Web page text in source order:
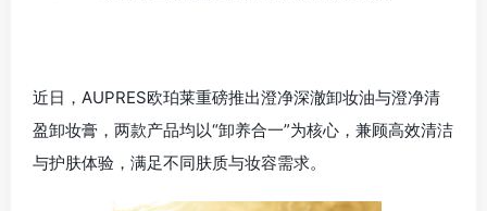
近日，AUPRES欧珀莱重磅推出澄净深澈卸妆油与澄净清
盈卸妆膏，两款产品均以“卸养合一”为核心，兼顾高效清洁
与护肤体验，满足不同肤质与妆容需求。